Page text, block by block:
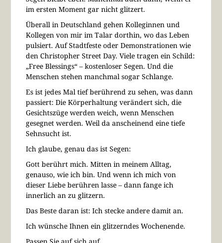
im ersten Moment gar nicht glitzert.
Überall in Deutschland gehen Kolleginnen und
Kollegen von mir im Talar dorthin, wo das Leben
pulsiert. Auf Stadtfeste oder Demonstrationen wie
den Christopher Street Day. Viele tragen ein Schild:
„Free Blessings“ – kostenloser Segen. Und die
Menschen stehen manchmal sogar Schlange.
Es ist jedes Mal tief berührend zu sehen, was dann
passiert: Die Körperhaltung verändert sich, die
Gesichtszüge werden weich, wenn Menschen
gesegnet werden. Weil da anscheinend eine tiefe
Sehnsucht ist.
Ich glaube, genau das ist Segen:
Gott berührt mich. Mitten in meinem Alltag,
genauso, wie ich bin. Und wenn ich mich von
dieser Liebe berühren lasse – dann fange ich
innerlich an zu glitzern.
Das Beste daran ist: Ich stecke andere damit an.
Ich wünsche Ihnen ein glitzerndes Wochenende.